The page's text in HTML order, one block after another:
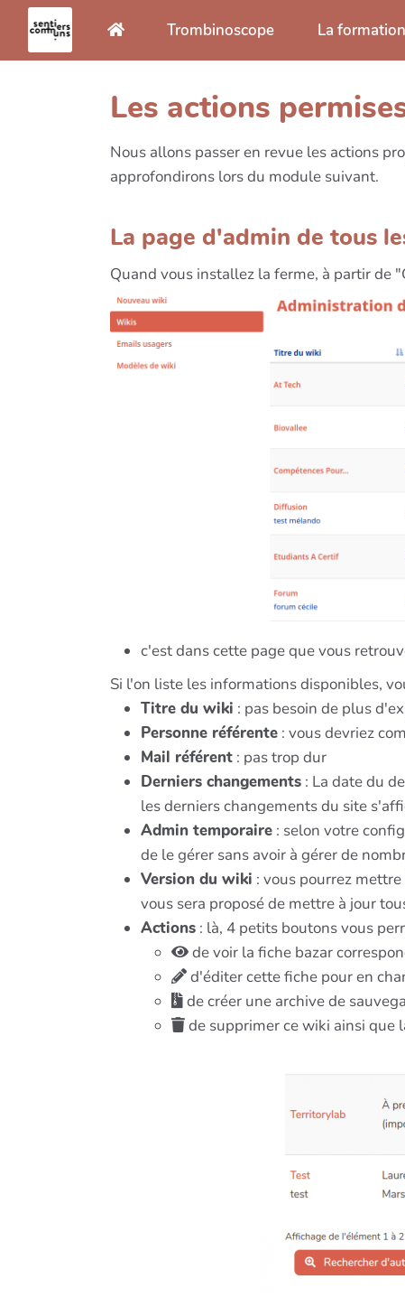
Aller au contenu principalTrombinoscope La formation
Les actions
Nous allons passer en revue les actions
approfondirons lors du module suivant.
La page d'admin de tous
Quand vous installez la ferme, à partir de
c'est dans cette page que vous
Si l'on liste les informations disponibles,
Titre du wiki : pas besoin de plus
Personne référente : vous devriez
Mail référent : pas trop dur
Derniers changements : La date du
les derniers changements du site
Admin temporaire : selon votre
de le gérer sans avoir à gérer de
Version du wiki : vous pourrez
vous sera proposé de mettre à jour
Actions : là, 4 petits boutons vous
de voir la fiche bazar
d'éditer cette fiche pour en
de créer une archive de
de supprimer ce wiki ainsi que